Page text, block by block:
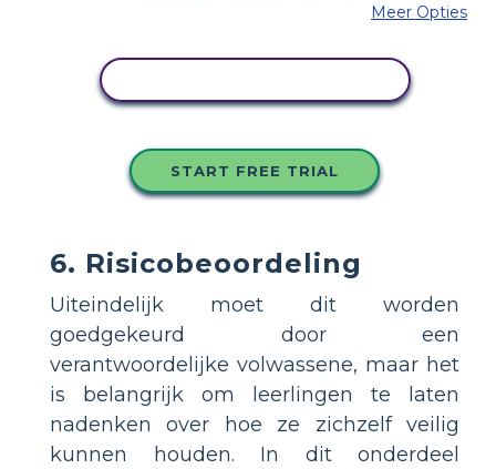
Meer Opties
START FREE TRIAL
6. Risicobeoordeling
Uiteindelijk moet dit worden
goedgekeurd door een
verantwoordelijke volwassene, maar het
is belangrijk om leerlingen te laten
nadenken over hoe ze zichzelf veilig
kunnen houden. In dit onderdeel